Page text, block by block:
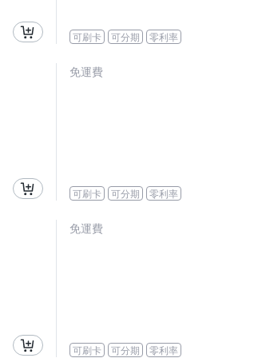
可刷卡 可分期 零利率
免運費
可刷卡 可分期 零利率
免運費
可刷卡 可分期 零利率